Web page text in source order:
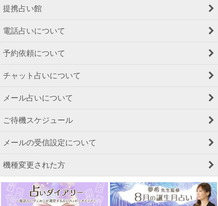
提携占い館
電話占いについて
予約依頼について
チャット占いについて
メール占いについて
ご待機スケジュール
メールの受信設定について
機種変更された方